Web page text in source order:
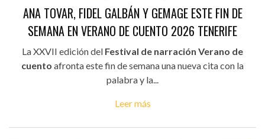
ANA TOVAR, FIDEL GALBÁN Y GEMAGE ESTE FIN DE
SEMANA EN VERANO DE CUENTO 2026 TENERIFE
La XXVII edición del Festival de narración Verano de
cuento afronta este fin de semana una nueva cita con la
palabra y la...
Leer más